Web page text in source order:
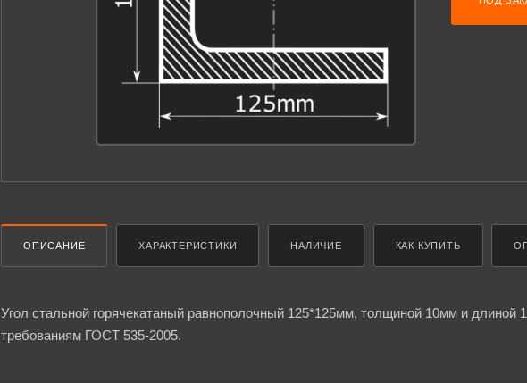
ОПИСАНИЕ ХАРАКТЕРИСТИКИ НАЛИЧИЕ КАК КУПИТЬ
Угол стальной горячекатаный равнополочный 125*125мм, толщиной 10мм и длиной
требованиям ГОСТ 535-2005.